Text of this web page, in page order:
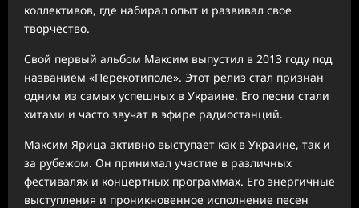
коллективов, где набирал опыт и развивал свое
творчество.
Свой первый альбом Максим выпустил в 2013 году под
названием «Перекотиполе». Этот релиз стал признан
одним из самых успешных в Украине. Его песни стали
хитами и часто звучат в эфире радиостанций.
Максим Ярица активно выступает как в Украине, так и
за рубежом. Он принимал участие в различных
фестивалях и концертных программах. Его энергичные
выступления и проникновенное исполнение песен